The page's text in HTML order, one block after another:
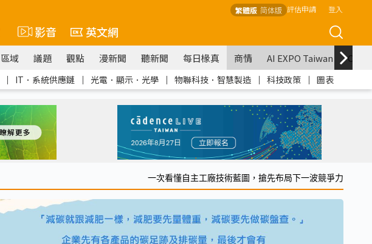
繁體版 简体版 評估申請 登入
影音 英文網
區域 議題 觀點 漫新聞 聽新聞 每日椽真 商情 AI EXPO Taiwan
｜ IT．系統供應鏈 ｜ 光電．顯示．光學 ｜ 物聯科技．智慧製造 ｜ 科技政策 ｜ 圖表
一次看懂自主工廠技術藍圖，搶先布局下一波競爭力